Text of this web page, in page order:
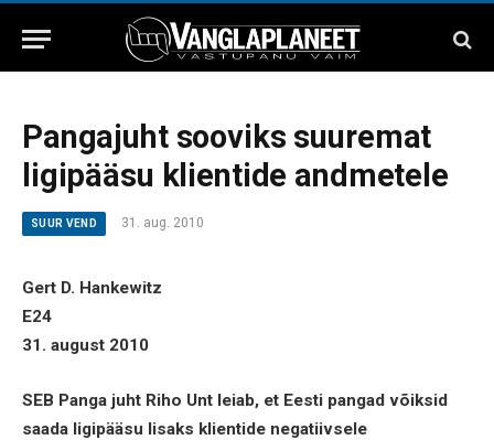
Pangajuht sooviks suuremat
ligipääsu klientide andmetele
SUUR VEND 31. aug. 2010
Gert D. Hankewitz
E24
31. august 2010
SEB Panga juht Riho Unt leiab, et Eesti pangad võiksid
saada ligipääsu lisaks klientide negatiivsele